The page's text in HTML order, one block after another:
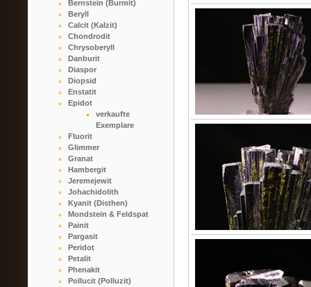
Bernstein (Burmit)
Beryll
Calcit (Kalzit)
Chondrodit
Chrysoberyll
Danburit
Diaspor
Diopsid
Enstatit
Epidot
verkaufte
Exemplare
Fluorit
Glimmer
Granat
Hambergit
Jeremejewit
Johachidolith
Kyanit (Disthen)
Mondstein & Feldspat
Painit
Pargasit
Peridot
Petalit
Phenakit
Pollucit (Polluzit)